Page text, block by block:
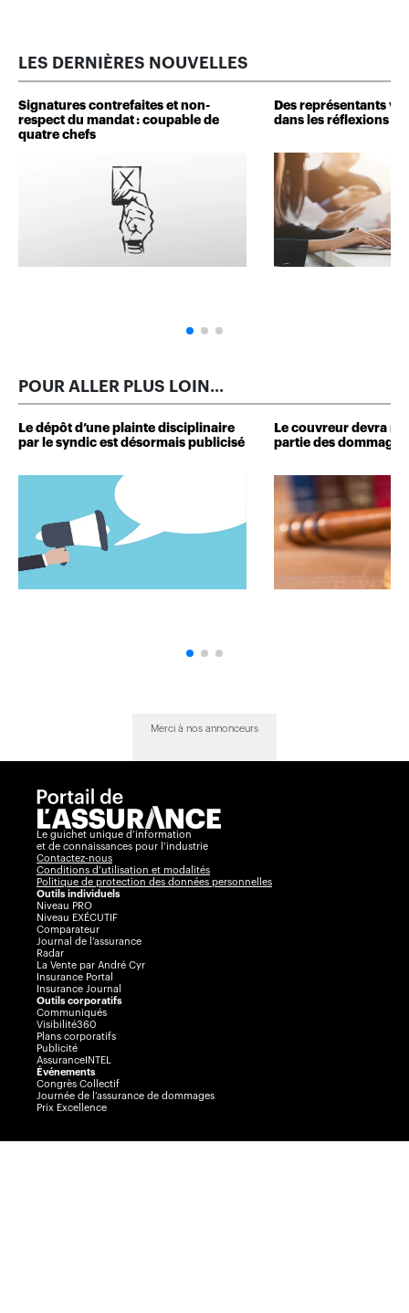
LES DERNIÈRES NOUVELLES
Signatures contrefaites et non-
respect du mandat : coupable de
quatre chefs
Des représentants
dans les réflexions de
POUR ALLER PLUS LOIN...
Le dépôt d’une plainte disciplinaire
par le syndic est désormais publicisé
Le couvreur devra
partie des dommages
Merci à nos annonceurs
Le guichet unique d’information
et de connaissances pour l’industrie
Contactez-nous
Conditions d’utilisation et modalités
Politique de protection des données personnelles
Outils individuels
Niveau PRO
Niveau EXÉCUTIF
Comparateur
Journal de l’assurance
Radar
La Vente par André Cyr
Insurance Portal
Insurance Journal
Outils corporatifs
Communiqués
Visibilité360
Plans corporatifs
Publicité
AssuranceINTEL
Événements
Congrès Collectif
Journée de l’assurance de dommages
Prix Excellence